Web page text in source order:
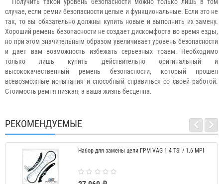
случае, если ремни безопасности целые и функциональные. Если это не
так, то вы обязательно должны купить новые и выполнить их замену.
Хороший ремень безопасности не создает дискомфорта во время езды,
но при этом значительным образом увеличивает уровень безопасности
и дает вам возможность избежать серьезных травм. Необходимо
только лишь купить действительно оригинальный и
высококачественный ремень безопасности, который прошел
всевозможные испытания и способный справиться со своей работой.
Стоимость ремня низкая, а ваша жизнь бесценна.
РЕКОМЕНДУЕМЫЕ
Набор для замены цепи ГРМ VAG 1.4 TSI / 1.6 MPI